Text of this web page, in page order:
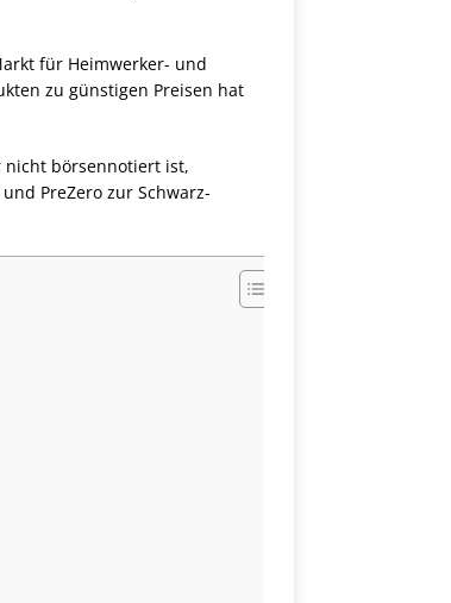
für Heimwerker- und
zu günstigen Preisen hat
nicht börsennotiert ist,
PreZero zur Schwarz-